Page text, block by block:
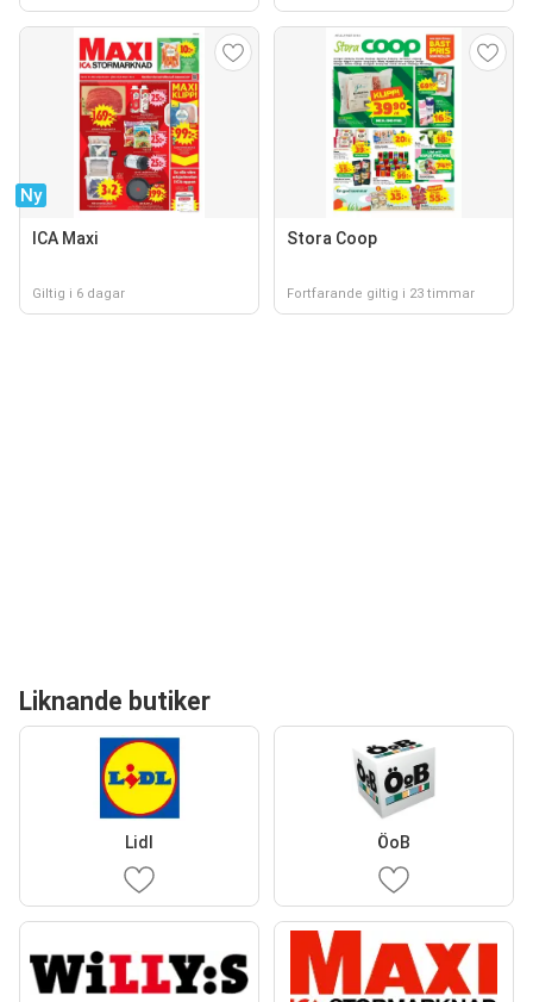
Ny
ICA Maxi
Giltig i 6 dagar
Stora Coop
Fortfarande giltig i 23 timmar
Liknande butiker
Lidl ÖoB